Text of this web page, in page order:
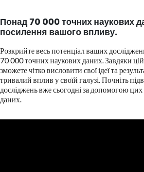
Понад 70 000 точних наукових
посилення вашого впливу.
Розкрийте весь потенціал ваших
70 000 точних наукових даних. Завдяки цій
зможете чітко висловити свої ідеї та
тривалий вплив у своїй галузі. Почніть
досліджень вже сьогодні за допомогою
даних.